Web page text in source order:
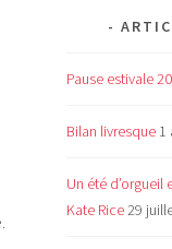
Pause estivale
Bilan livresque 1
Un été d’orgueil
Kate Rice29